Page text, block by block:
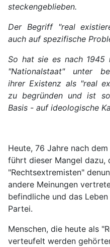
steckengeblieben.
Der Begriff "real
auch auf spezifische
So hat sie es nach
"Nationalstaat" unter
ihrer Existenz als "real
zu begründen und ist
Basis - auf ideologische
Heute, 76 Jahre nach
führt dieser Mangel dazu,
"Rechtsextremisten"
andere Meinungen
befindliche und das
Partei.
Menschen, die heute als
verteufelt werden